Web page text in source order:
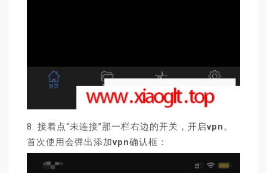
8. 接着点“未连接”那一栏右边的开关，开启vpn。
首次使用会弹出添加vpn确认框：